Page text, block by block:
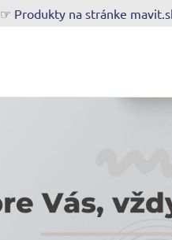
☞ Produkty na stránke